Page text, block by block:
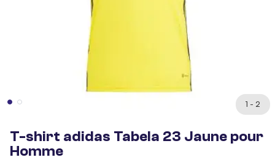
1 - 2
T-shirt adidas Tabela 23 Jaune pour
Homme